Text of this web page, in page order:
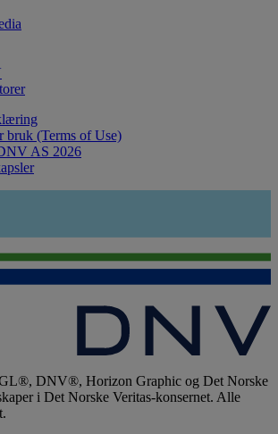
bruk (Terms of Use)
AS 2026
DNV®, Horizon Graphic og Det Norske
i Det Norske Veritas-konsernet. Alle